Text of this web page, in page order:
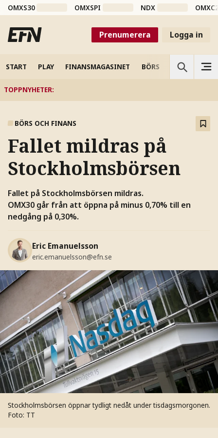
OMXS30 OMXSPI NDX
Prenumerera Logga in
START PLAY FINANSMAGASINET BÖRS VETENSKAP
TOPPNYHETER:
BÖRS OCH FINANS
Fallet mildras på
Stockholmsbörsen
Fallet på Stockholmsbörsen mildras.
OMX30 går från att öppna på minus 0,70% till en
nedgång på 0,30%.
Eric Emanuelsson
eric.emanuelsson@efn.se
Stockholmsbörsen öppnar tydligt nedåt under tisdagsmorgonen.
Foto: TT